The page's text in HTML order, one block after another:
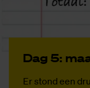
Dag 5:
Er stond een